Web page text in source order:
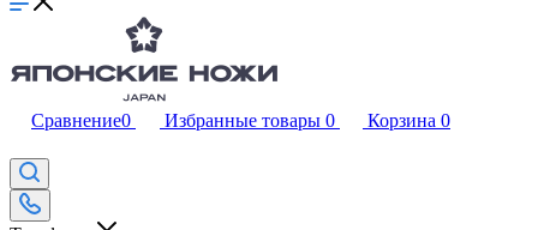
Сравнение0 Избранные товары 0 Корзина 0